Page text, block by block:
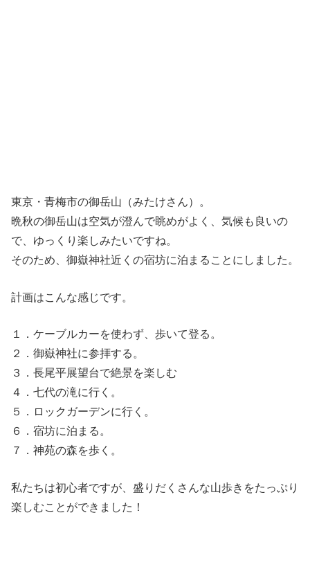
東京・青梅市の御岳山（みたけさん）。
晩秋の御岳山は空気が澄んで眺めがよく、気候も良いの
で、ゆっくり楽しみたいですね。
そのため、御嶽神社近くの宿坊に泊まることにしました。
計画はこんな感じです。
１．ケーブルカーを使わず、歩いて登る。
２．御嶽神社に参拝する。
３．長尾平展望台で絶景を楽しむ
４．七代の滝に行く。
５．ロックガーデンに行く。
６．宿坊に泊まる。
７．神苑の森を歩く。
私たちは初心者ですが、盛りだくさんな山歩きをたっぷり
楽しむことができました！